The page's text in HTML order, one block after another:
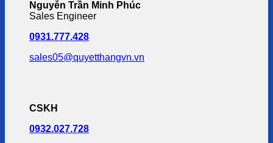
Nguyễn Trần Minh Phúc
Sales Engineer
0931.777.428
sales05@quyetthangvn.vn
CSKH
0932.027.728